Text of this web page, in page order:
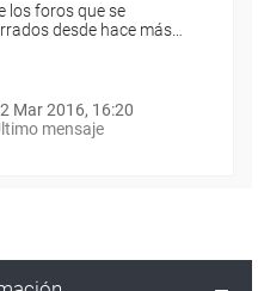
los foros que se
desde hace más…
Mar 2016, 16:20
mensaje